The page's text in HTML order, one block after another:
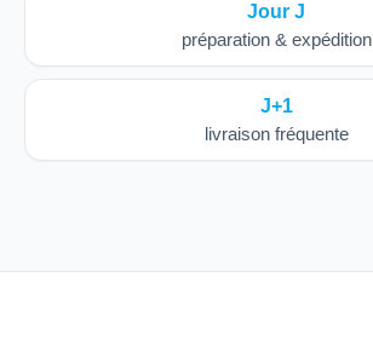
Jour J
préparation & expédition
J+1
livraison fréquente